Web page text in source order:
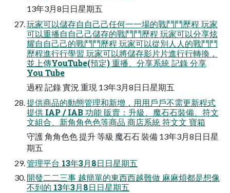
13年3月8⽇日星期五
玩家可以儲存⾃自⼰己任何⼀一場的戰⾾鬥歷程 玩家
可以重播⾃自⼰己儲存的戰⾾鬥歷程 玩家可以分享炫
耀⾃自⼰己的戰⾾鬥歷程 玩家可以從別⼈人的戰⾾鬥
歷程進⾏行學習 玩家可以將儲存影⽚片進⾏行轉換，
並上傳YouTube(預定) 重播、分享系統 記錄 分享
You Tube
過程 記錄 實況 重現 13年3月8⽇日星期五
提供商品的動態管理和新增，⽤用⼾戶不需更新程式
提供 IAP / IAB 功能 販賣：升級、魔⽯石裝備、符⽂
文組合、新⾓角⾊色等商品 商店系統 符⽂文 寶箱
守護 ⾓角⾊色 提升 等級 魔⽯石 裝備 13年3月8⽇日星
期五
管理平台 13年3月8⽇日星期五
開發⼆二三事 越簡單的東⻄西越難做 ⿇麻煩都是想像
不到的 13年3月8⽇日星期五